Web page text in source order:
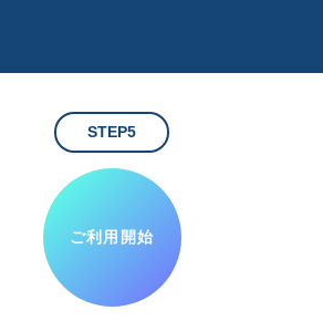
STEP5
ご利用開始